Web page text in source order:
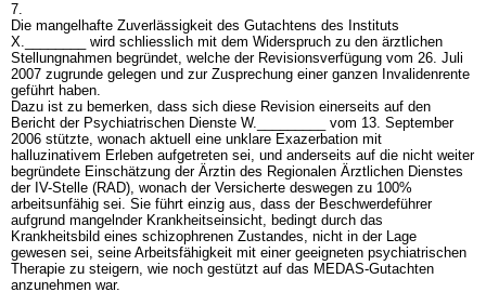
7.
Die mangelhafte Zuverlässigkeit des Gutachtens des Instituts
X.________ wird schliesslich mit dem Widerspruch zu den ärztlichen
Stellungnahmen begründet, welche der Revisionsverfügung vom 26. Juli
2007 zugrunde gelegen und zur Zusprechung einer ganzen Invalidenrente
geführt haben.
Dazu ist zu bemerken, dass sich diese Revision einerseits auf den
Bericht der Psychiatrischen Dienste W._________ vom 13. September
2006 stützte, wonach aktuell eine unklare Exazerbation mit
halluzinativem Erleben aufgetreten sei, und anderseits auf die nicht weiter
begründete Einschätzung der Ärztin des Regionalen Ärztlichen Dienstes
der IV-Stelle (RAD), wonach der Versicherte deswegen zu 100%
arbeitsunfähig sei. Sie führt einzig aus, dass der Beschwerdeführer
aufgrund mangelnder Krankheitseinsicht, bedingt durch das
Krankheitsbild eines schizophrenen Zustandes, nicht in der Lage
gewesen sei, seine Arbeitsfähigkeit mit einer geeigneten psychiatrischen
Therapie zu steigern, wie noch gestützt auf das MEDAS-Gutachten
anzunehmen war.